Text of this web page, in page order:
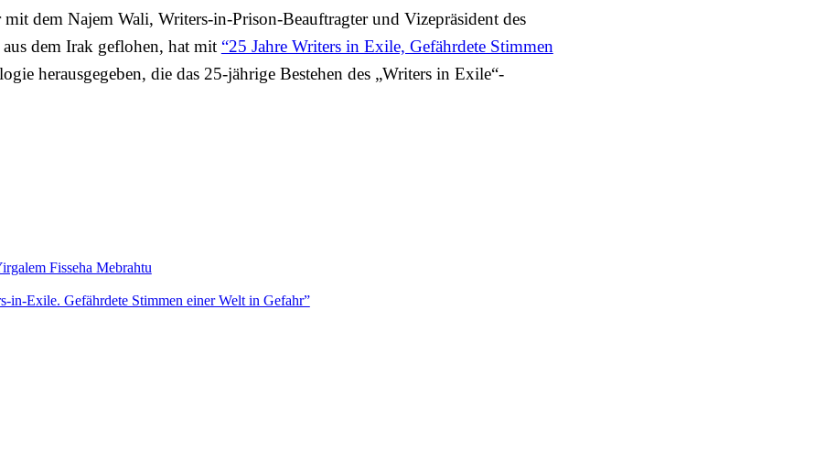
dem Najem Wali, Writers-in-Prison-Beauftragter und Vizepräsident des
dem Irak geflohen, hat mit “25 Jahre Writers in Exile, Gefährdete Stimmen
herausgegeben, die das 25-jährige Bestehen des „Writers in Exile“-
Fisseha Mebrahtu
in-Exile. Gefährdete Stimmen einer Welt in Gefahr”